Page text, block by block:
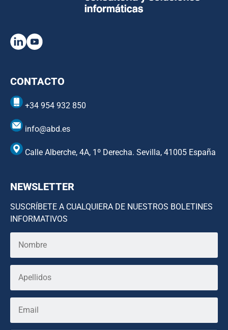
CONTACTO
+34 954 932 850
info@abd.es
Calle Alberche, 4A, 1º Derecha. Sevilla, 41005 España
NEWSLETTER
SUSCRÍBETE A CUALQUIERA DE NUESTROS BOLETINES
INFORMATIVOS